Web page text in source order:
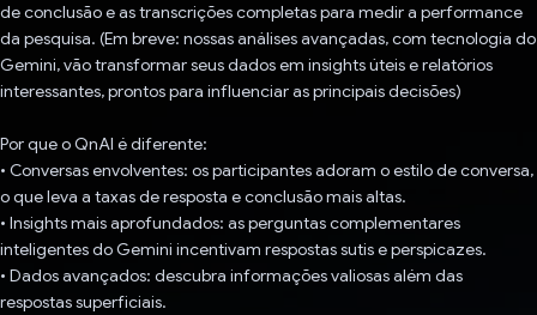
de conclusão e as transcrições completas para medir a performance
da pesquisa. (Em breve: nossas análises avançadas, com tecnologia do
Gemini, vão transformar seus dados em insights úteis e relatórios
interessantes, prontos para influenciar as principais decisões)
Por que o QnAI é diferente:
• Conversas envolventes: os participantes adoram o estilo de conversa,
o que leva a taxas de resposta e conclusão mais altas.
• Insights mais aprofundados: as perguntas complementares
inteligentes do Gemini incentivam respostas sutis e perspicazes.
• Dados avançados: descubra informações valiosas além das
respostas superficiais.